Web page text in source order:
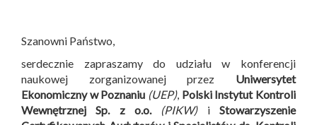
Szanowni Państwo,
serdecznie zapraszamy do udziału w konferencji
naukowej zorganizowanej przez Uniwersytet
Ekonomiczny w Poznaniu (UEP), Polski Instytut Kontroli
Wewnętrznej Sp. z o.o.
(PIKW)iStowarzyszenie